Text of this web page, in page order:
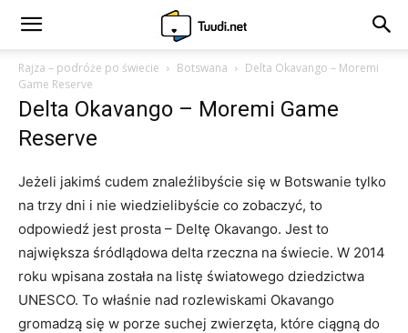
Rajza – podróże po świecie Botswana
Delta Okavango – Moremi
Game Reserve
Delta Okavango – Moremi Game
Reserve
Jeżeli jakimś cudem znaleźlibyście się w Botswanie tylko
na trzy dni i nie wiedzielibyście co zobaczyć, to
odpowiedź jest prosta – Deltę Okavango. Jest to
największa śródlądowa delta rzeczna na świecie. W 2014
roku wpisana została na listę światowego dziedzictwa
UNESCO. To właśnie nad rozlewiskami Okavango
gromadzą się w porze suchej zwierzęta, które ciągną do